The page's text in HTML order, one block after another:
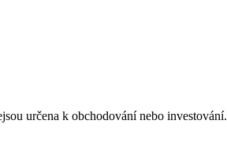
určena k obchodování nebo investování.